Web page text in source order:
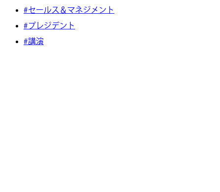
#セールス＆マネジメント
#プレジデント
#講演